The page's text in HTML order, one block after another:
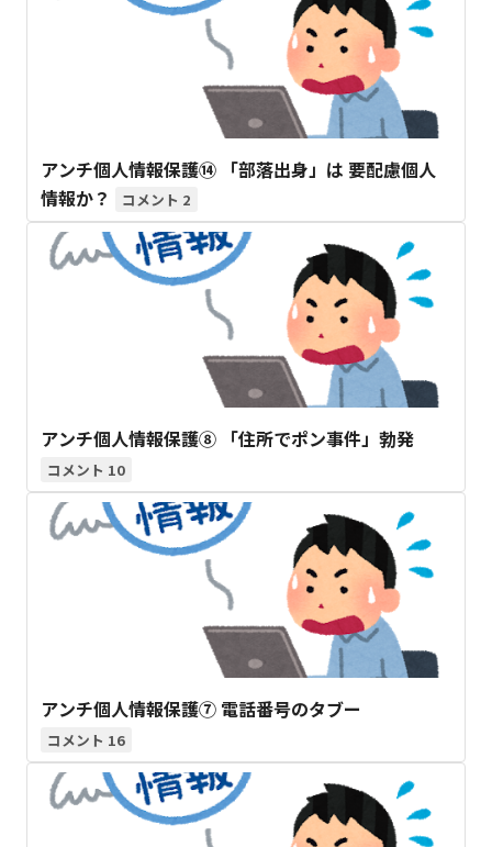
アンチ個人情報保護⑭ 「部落出身」は 要配慮個人
情報か？
2
アンチ個人情報保護⑧ 「住所でポン事件」勃発
10
アンチ個人情報保護⑦ 電話番号のタブー
16